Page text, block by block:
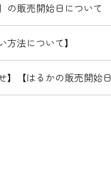
の販売開始日について
方法について】
】【はるかの販売開始